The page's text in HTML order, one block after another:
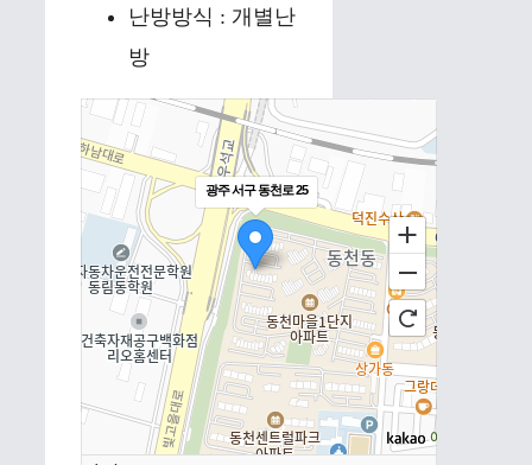
난방방식 : 개별난
방
광주 서구 동천로 25